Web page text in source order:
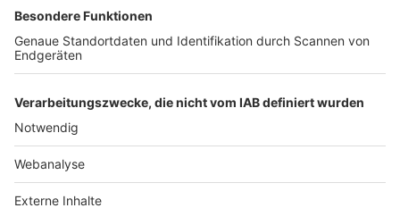
Nutzungsbedingungen Datenschutz Impressum